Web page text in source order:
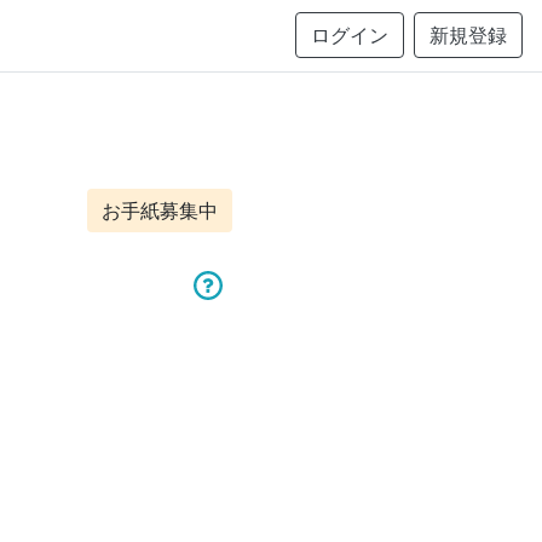
ログイン 新規登録
お手紙募集中